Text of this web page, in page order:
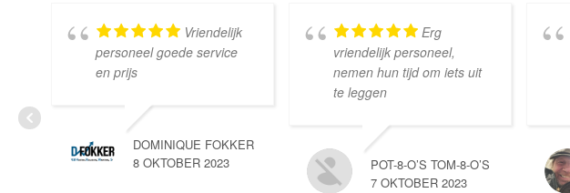
Vriendelijk
personeel goede service
en prijs
DOMINIQUE FOKKER
8 OKTOBER 2023
Erg
vriendelijk personeel,
nemen hun tijd om iets uit
te leggen
POT-8-O’S TOM-8-O’S
7 OKTOBER 2023